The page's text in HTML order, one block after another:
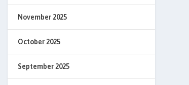
November 2025
October 2025
September 2025